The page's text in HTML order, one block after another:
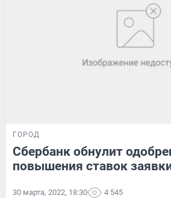
ГОРОД
Сбербанк обнулит
повышения ставок
30 марта, 2022, 18:30 4 545